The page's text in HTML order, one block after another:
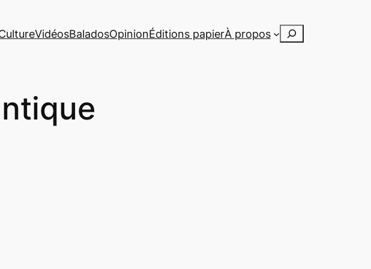
VidéosBaladosOpinionÉditions papierÀ propos Rechercher